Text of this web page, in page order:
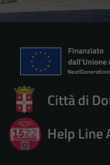
Città di
Help Line